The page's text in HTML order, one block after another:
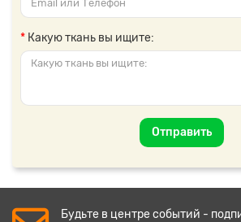
Какую ткань вы ищите:
Отправить
Будьте в центре событий -